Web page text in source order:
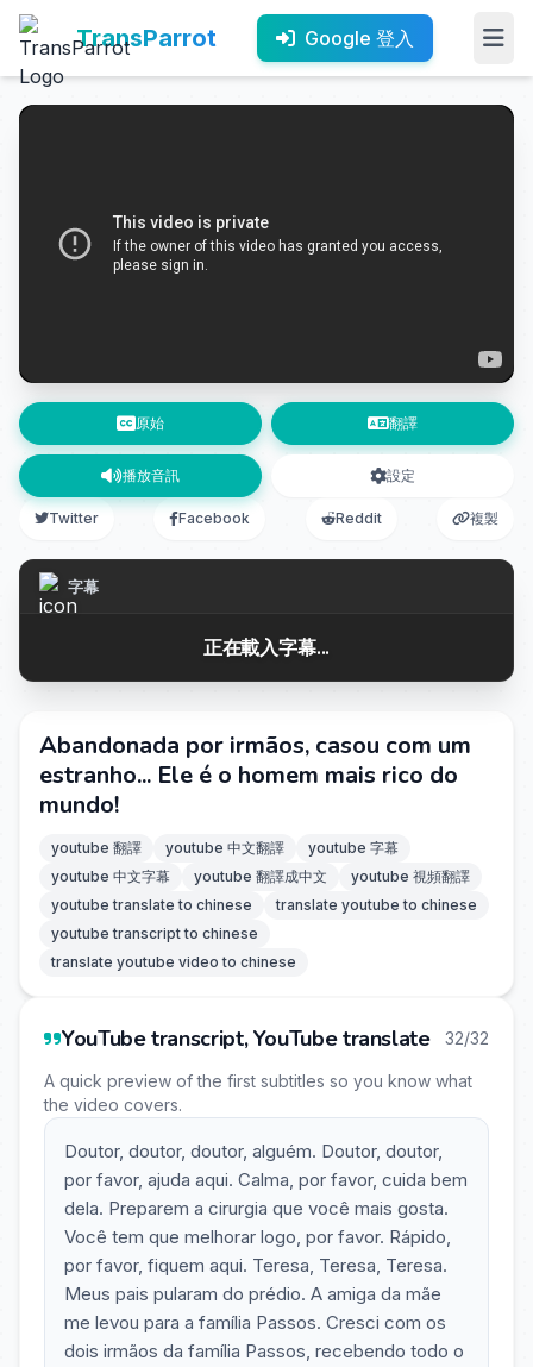
TransParrot Google 登入
原始 翻譯
播放音訊 設定
Twitter Facebook Reddit 複製
字幕
正在載入字幕...
Abandonada por irmãos, casou com um
estranho... Ele é o homem mais rico do
mundo!
youtube 翻譯 youtube 中文翻譯
youtube 字幕
youtube 中文字幕
youtube 翻譯成中文
youtube 視頻翻譯
youtube translate to chinese
translate youtube to chinese
youtube transcript to chinese
translate youtube video to chinese
YouTube transcript, YouTube translate 32/32
A quick preview of the first subtitles so you know what
the video covers.
Doutor, doutor, doutor, alguém. Doutor, doutor,
por favor, ajuda aqui. Calma, por favor, cuida bem
dela. Preparem a cirurgia que você mais gosta.
Você tem que melhorar logo, por favor. Rápido,
por favor, fiquem aqui. Teresa, Teresa, Teresa.
Meus pais pularam do prédio. A amiga da mãe
me levou para a família Passos. Cresci com os
dois irmãos da família Passos, recebendo todo o